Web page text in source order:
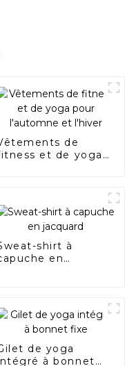
de
et de yoga
shirt à
en
de yoga
à bonnet